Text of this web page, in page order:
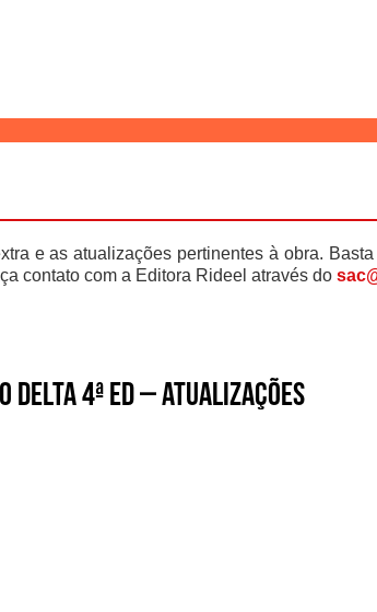
e as atualizações pertinentes à obra.
contato com a Editora Rideel através do
Delta 4ª ed – atualizações